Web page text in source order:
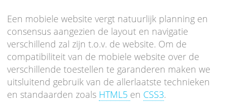
Een mobiele website vergt natuurlijk planning en
consensus aangezien de layout en navigatie
verschillend zal zijn t.o.v. de website. Om de
compatibiliteit van de mobiele website over de
verschillende toestellen te garanderen maken we
uitsluitend gebruik van de allerlaatste technieken
en standaarden zoals HTML5 en CSS3.